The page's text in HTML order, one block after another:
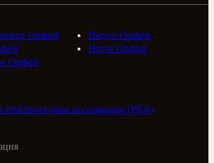
Орфей
Видео Орфей
Ноты Орфей
Орфей
библиотечная ассоциация (РБА)